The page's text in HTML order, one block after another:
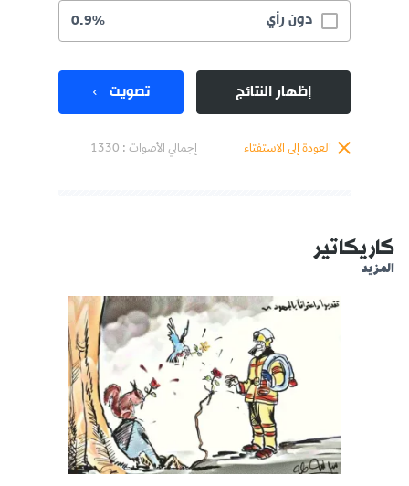
دون رأي 0.9%
إظهار النتائج تصويت
العودة إلى الاستفتاء إجمالي الأصوات : 1330
كاريكاتير
المزيد